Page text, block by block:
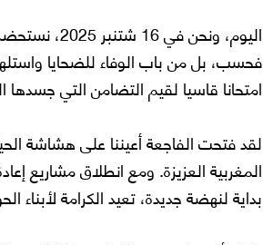
اليوم،
فحسب، بل من باب الوفاء للضحايا
امتحانا قاسيا لقيم التضامن التي جسدها
لقد فتحت الفاجعة أعيننا على هشاشة
المغربية العزيزة. ومع انطلاق مشاريع
بداية لنهضة جديدة، تعيد الكرامة